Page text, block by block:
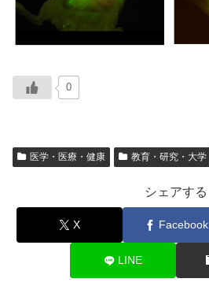
0
医学・医療・健康 教育・研究・大学
シェアする
X Facebook
LINE